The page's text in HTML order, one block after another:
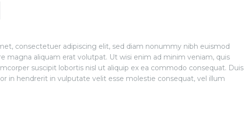
consectetuer adipiscing elit, sed diam nonummy nibh euismod
magna aliquam erat volutpat. Ut wisi enim ad minim veniam, quis
suscipit lobortis nisl ut aliquip ex ea commodo consequat. Duis
in hendrerit in vulputate velit esse molestie consequat, vel illum